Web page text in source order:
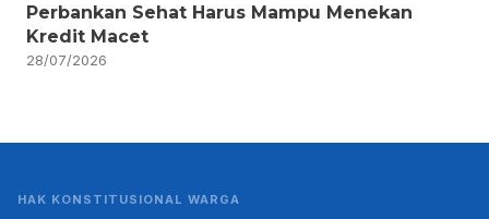
Perbankan Sehat Harus Mampu Menekan
Kredit Macet
28/07/2026
HAK KONSTITUSIONAL WARGA